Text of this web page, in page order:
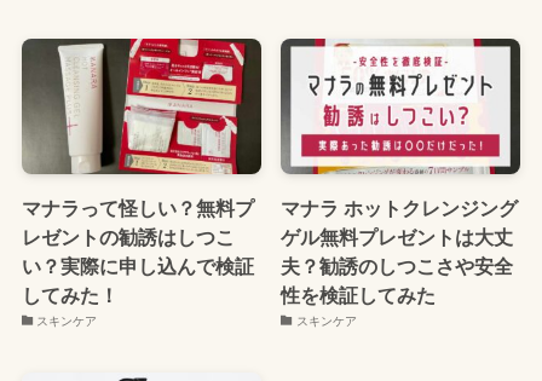
マナラって怪しい？無料プ
レゼントの勧誘はしつこ
い？実際に申し込んで検証
してみた！
スキンケア
マナラ ホットクレンジング
ゲル無料プレゼントは大丈
夫？勧誘のしつこさや安全
性を検証してみた
スキンケア